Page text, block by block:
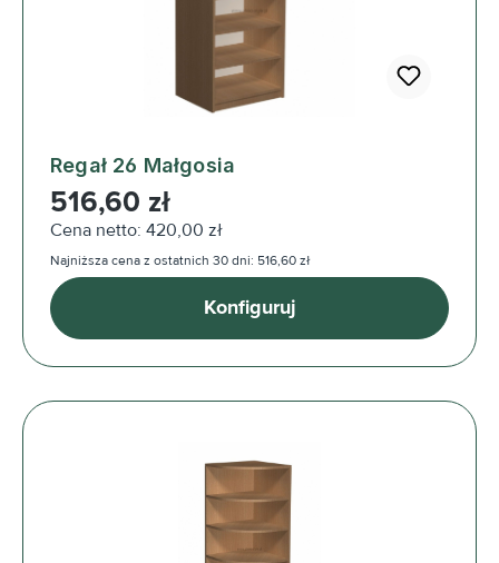
Regał 26 Małgosia
Cena regularna:
516,60 zł
Cena netto: 420,00 zł
Najniższa cena z ostatnich 30 dni: 516,60 zł
Konfiguruj